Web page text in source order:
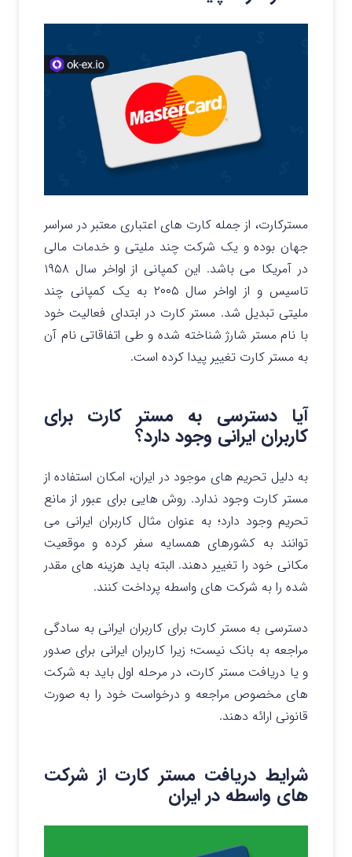
مسترکارت، از جمله کارت های اعتباری معتبر در سراسر
جهان بوده و یک شرکت چند ملیتی و خدمات مالی
در آمریکا می باشد. این کمپانی از اواخر سال ۱۹۵۸
تاسیس و از اواخر سال ۲۰۰۵ به یک کمپانی چند
ملیتی تبدیل شد. مستر کارت در ابتدای فعالیت خود
با نام مستر شارژ شناخته شده و طی اتفاقاتی نام آن
به مستر کارت تغییر پیدا کرده است.
آیا دسترسی به مستر کارت برای
کاربران ایرانی وجود دارد؟
به دلیل تحریم های موجود در ایران، امکان استفاده از
مستر کارت وجود ندارد. روش هایی برای عبور از مانع
تحریم وجود دارد؛ به عنوان مثال کاربران ایرانی می
توانند به کشورهای همسایه سفر کرده و موقعیت
مکانی خود را تغییر دهند. البته باید هزینه های مقدر
شده را به شرکت های واسطه پرداخت کنند.
دسترسی به مستر کارت برای کاربران ایرانی به سادگی
مراجعه به بانک نیست؛ زیرا کاربران ایرانی برای صدور
و یا دریافت مستر کارت، در مرحله اول باید به شرکت
های مخصوص مراجعه و درخواست خود را به صورت
قانونی ارائه دهند.
شرایط دریافت مستر کارت از شرکت
های واسطه در ایران